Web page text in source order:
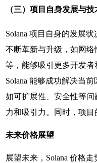
（三）项目自身发展与
Solana 项目自身的发展
不断革新与升级，如网
等，能够吸引更多开发
Solana 能够成功解决当
如可扩展性、安全性等
力和吸引力。同时，项目
未来价格展望
展望未来，Solana 价格